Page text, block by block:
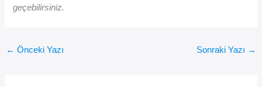
geçebilirsiniz.
← Önceki Yazı Sonraki Yazı →